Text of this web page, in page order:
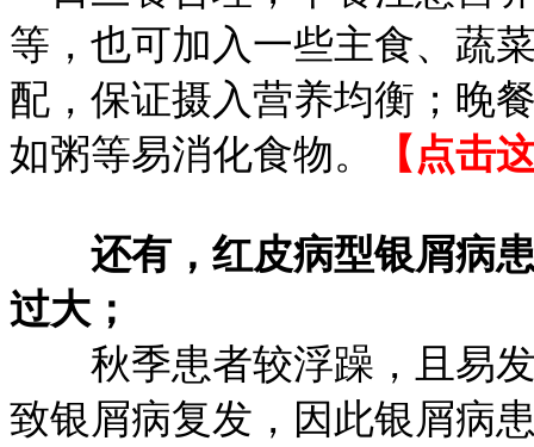
等，也可加入一些主食、蔬
配，保证摄入营养均衡；晚
如粥等易消化食物。
【点击
还有，红皮病型银屑病
过大；
秋季患者较浮躁，且易发
致银屑病复发，因此银屑病